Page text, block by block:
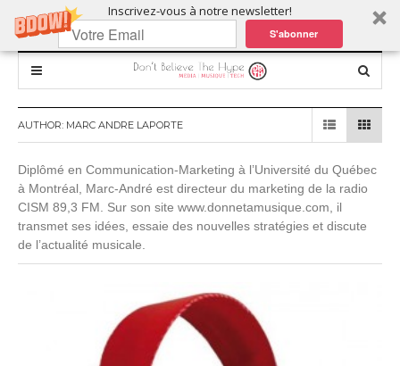
Inscrivez-vous à notre newsletter!
S'abonner
AUTHOR: MARC ANDRE LAPORTE
Diplômé en Communication-Marketing à l’Université du Québec
à Montréal, Marc-André est directeur du marketing de la radio
CISM 89,3 FM. Sur son site www.donnetamusique.com, il
transmet ses idées, essaie des nouvelles stratégies et discute
de l’actualité musicale.